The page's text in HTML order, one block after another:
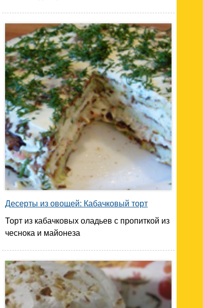
Десерты из овощей: Кабачковый торт
Торт из кабачковых оладьев с пропиткой из
чеснока и майонеза